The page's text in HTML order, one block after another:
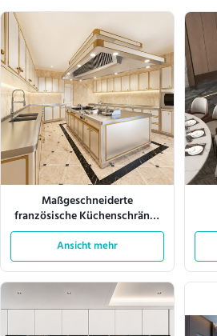
Maßgeschneiderte
französische Küchenschränke
aus Edelstahl 304 mit großem
Stauraum
Ansicht mehr